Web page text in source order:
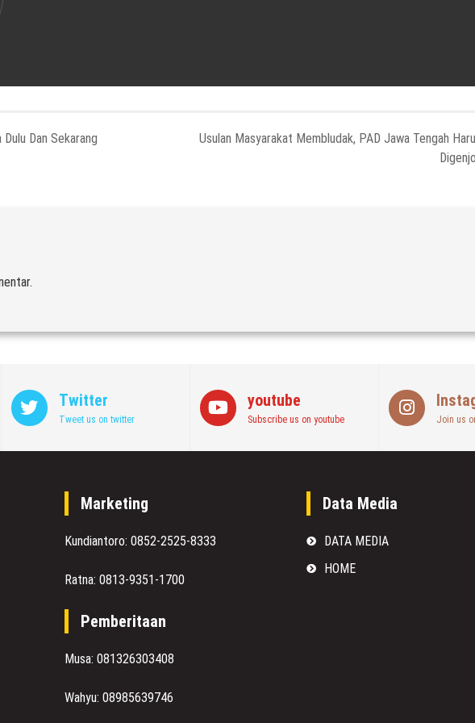
Dan Sekarang
Usulan Masyarakat Membludak, PAD Jawa Tengah
Twitter
Tweet us on twitter
youtube
Subscribe us on youtube Join us
Marketing
Kundiantoro: 0852-2525-8333
Ratna: 0813-9351-1700
Pemberitaan
Musa: 081326303408
Wahyu: 08985639746
Data Media
DATA MEDIA
HOME